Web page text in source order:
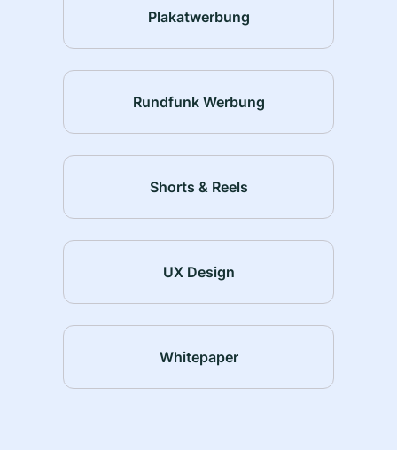
Plakatwerbung
Rundfunk Werbung
Shorts & Reels
UX Design
Whitepaper